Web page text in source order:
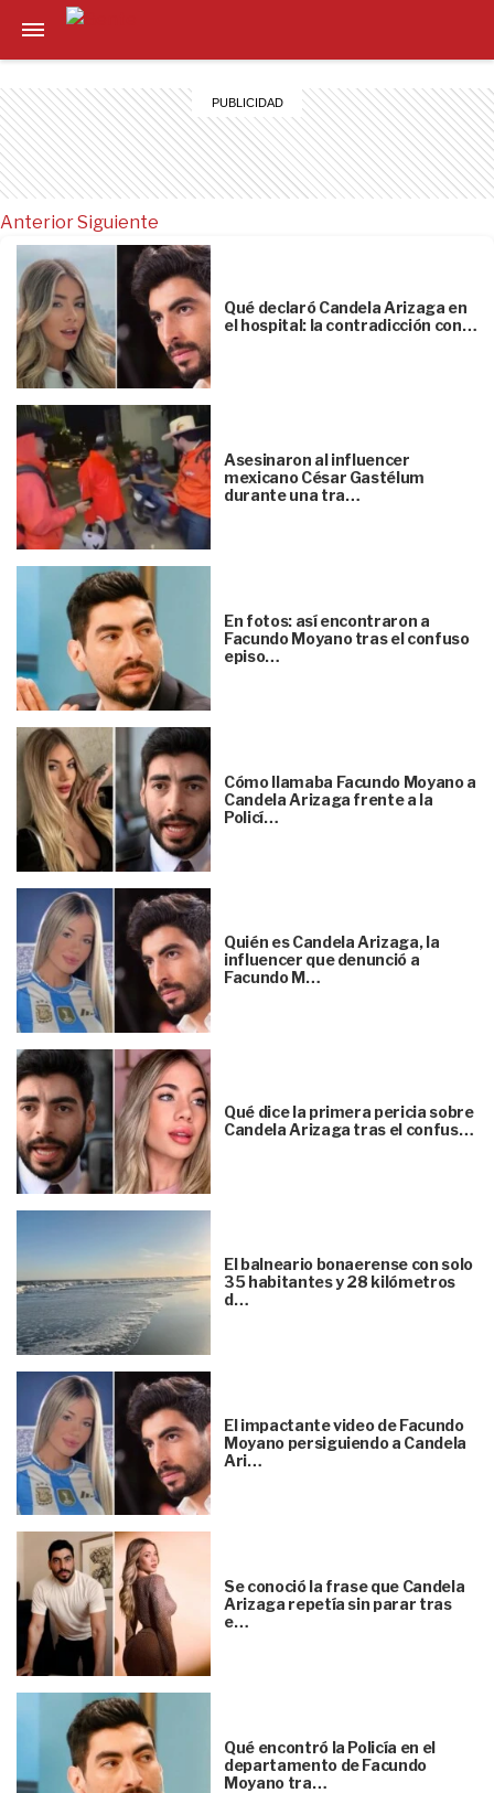
Anterior
Qué declaró Candela Arizaga en
el hospital: la contradicción con…
Asesinaron al influencer
mexicano César Gastélum
durante una tra…
En fotos: así encontraron a
Facundo Moyano tras el confuso
episo…
Cómo llamaba Facundo Moyano a
Candela Arizaga frente a la
Policí…
Quién es Candela Arizaga, la
influencer que denunció a
Facundo M…
Qué dice la primera pericia sobre
Candela Arizaga tras el confus…
El balneario bonaerense con solo
35 habitantes y 28 kilómetros
d…
El impactante video de Facundo
Moyano persiguiendo a Candela
Ari…
Se conoció la frase que Candela
Arizaga repetía sin parar tras
e…
Qué encontró la Policía en el
departamento de Facundo
Moyano tra…
Siguiente